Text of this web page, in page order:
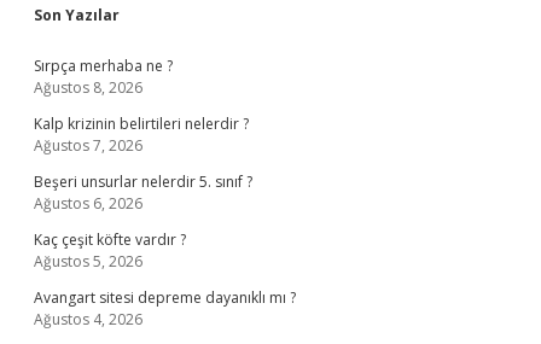
Sidebar
Son Yazılar
Sırpça merhaba ne ?
Ağustos 8, 2026
Kalp krizinin belirtileri nelerdir ?
Ağustos 7, 2026
Beşeri unsurlar nelerdir 5. sınıf ?
Ağustos 6, 2026
Kaç çeşit köfte vardır ?
Ağustos 5, 2026
Avangart sitesi depreme dayanıklı mı ?
Ağustos 4, 2026